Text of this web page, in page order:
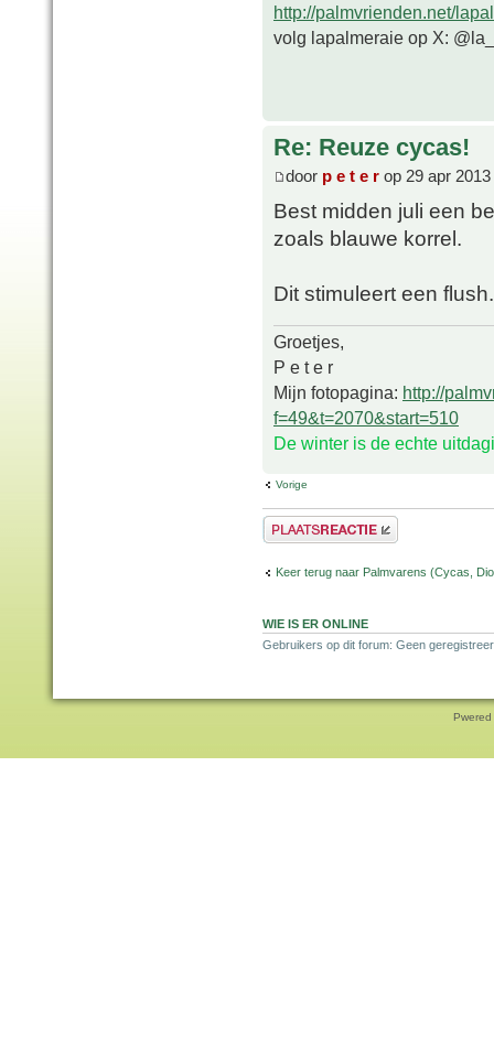
http://palmvrienden.net/
volg lapalmeraie op X:
Re: Reuze cycas!
door p e t e r op 29 apr
Best midden juli een
zoals blauwe korrel.
Dit stimuleert een flush.
Groetjes,
P e t e r
Mijn fotopagina: http://
f=49&t=2070&start=510
De winter is de echte
Vorige
Plaats een reactie
Keer terug naar Palmvarens (Cycas,
WIE IS ER ONLINE
Gebruikers op dit forum: Geen